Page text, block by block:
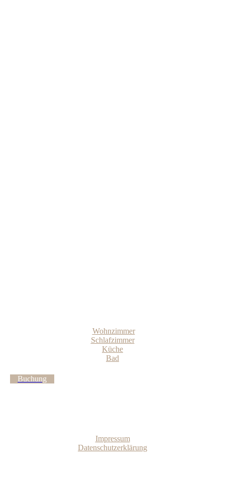
Wohnzimmer
Schlafzimmer
Küche
Bad
Buchung
Impressum
Datenschutzerklärung